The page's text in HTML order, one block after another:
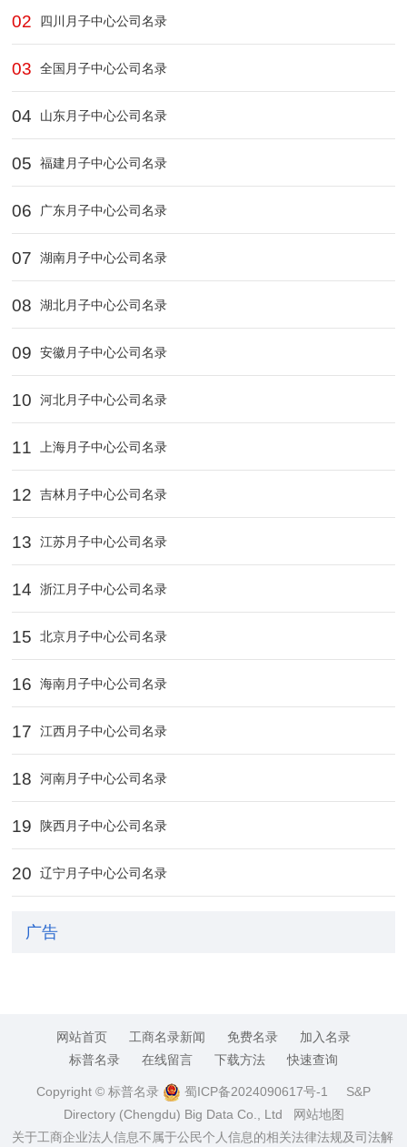
02 四川月子中心公司名录
03 全国月子中心公司名录
04 山东月子中心公司名录
05 福建月子中心公司名录
06 广东月子中心公司名录
07 湖南月子中心公司名录
08 湖北月子中心公司名录
09 安徽月子中心公司名录
10 河北月子中心公司名录
11 上海月子中心公司名录
12 吉林月子中心公司名录
13 江苏月子中心公司名录
14 浙江月子中心公司名录
15 北京月子中心公司名录
16 海南月子中心公司名录
17 江西月子中心公司名录
18 河南月子中心公司名录
19 陕西月子中心公司名录
20 辽宁月子中心公司名录
广告
网站首页 工商名录新闻 免费名录
加入名录
标普名录
在线留言 下载方法 快速查询
Copyright © 标普名录 蜀ICP备2024090617号-1
S&P
Directory (Chengdu) Big Data Co., Ltd
网站地图
关于工商企业法人信息不属于公民个人信息的相关法律法规及司法解